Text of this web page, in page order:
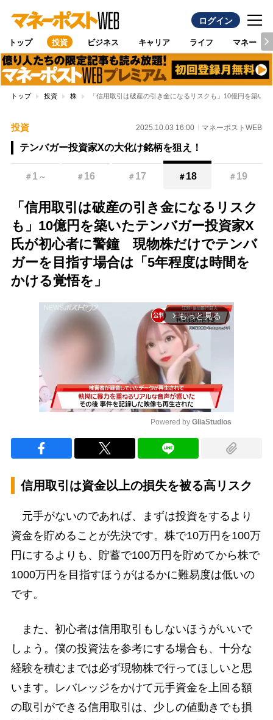
ログイン
トップ 投資 ビジネス キャリア ライフ マネー
トップ 投資 株 「信用取引は破産の引き金になるリスクも」10億円を築
投資 2025.10.03 16:00 マネーポストWEB
テンバガー投資家Xの大化け銘柄を狙え！
＃ 1 ～ ＃ 16 ＃ 17 ＃ 18 ＃ 19
「信用取引は破産の引き金になるリスク
も」10億円を築いたテンバガー投資家X
氏が初心者に警鐘 現物株だけでテンバ
ガーを目指す場合は「5年程度は時間を
かける覚悟を」
arrow_forward_ios もっと見る
Powered by GliaStudios
信用取引は資金以上の損失を被る高リスク
元手がないのであれば、まずは投資をするより
資金を貯めることが先決です。株で10万円を100万
円にするよりも、貯蓄で100万円を貯めてから株で
1000万円を目指すほうがはるかに難易度は低いの
です。
また、初心者は信用取引もしないほうがいいで
しょう。僕の投資法を参考にする場合も、十分な
経験を積むまでは必ず現物株で行ってほしいと思
います。レバレッジをかけて元手資金を上回る額
の取引ができる信用取引は、少しの値動きでも損